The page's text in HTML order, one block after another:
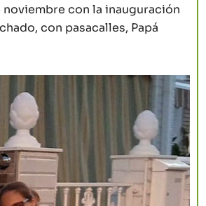
con la inauguración
con pasacalles, Papá